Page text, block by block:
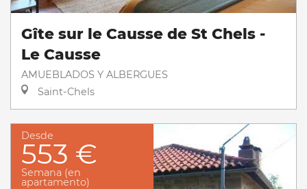
Gîte sur le Causse de St Chels -
Le Causse
AMUEBLADOS Y ALBERGUES
Saint-Chels
Desde
553 €
Semana (en
apartamento)